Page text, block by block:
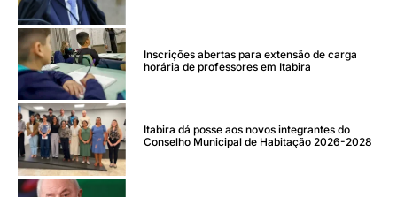
Inscrições abertas para extensão de carga
horária de professores em Itabira
Itabira dá posse aos novos integrantes do
Conselho Municipal de Habitação 2026-2028